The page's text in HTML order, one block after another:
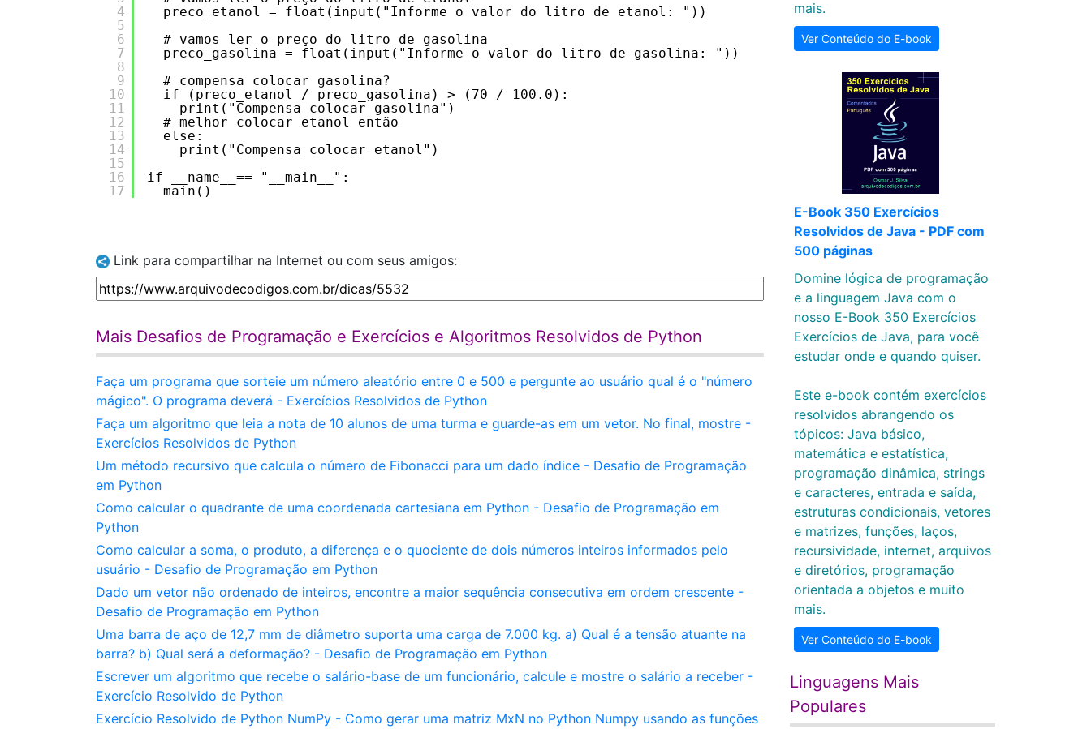
4
5
6
7
8
9
10
11
12
13
14
15
16
17
preco_etanol = float(input("Informe o valor do litro de etanol: "))
# vamos ler o preço do litro de gasolina
preco_gasolina = float(input("Informe o valor do litro de gasolina: "))
# compensa colocar gasolina?
if (preco_etanol / preco_gasolina) > (70 / 100.0):
print("Compensa colocar gasolina")
# melhor colocar etanol então
else:
print("Compensa colocar etanol")
if __name__== "__main__":
main()
Link para compartilhar na Internet ou com seus amigos:
Mais Desafios de Programação e Exercícios e Algoritmos Resolvidos de Python
Faça um programa que sorteie um número aleatório entre 0 e 500 e pergunte ao usuário qual é o "número
mágico". O programa deverá - Exercícios Resolvidos de Python
Faça um algoritmo que leia a nota de 10 alunos de uma turma e guarde-as em um vetor. No final, mostre -
Exercícios Resolvidos de Python
Um método recursivo que calcula o número de Fibonacci para um dado índice - Desafio de Programação
em Python
Como calcular o quadrante de uma coordenada cartesiana em Python - Desafio de Programação em
Python
Como calcular a soma, o produto, a diferença e o quociente de dois números inteiros informados pelo
usuário - Desafio de Programação em Python
Dado um vetor não ordenado de inteiros, encontre a maior sequência consecutiva em ordem crescente -
Desafio de Programação em Python
Uma barra de aço de 12,7 mm de diâmetro suporta uma carga de 7.000 kg. a) Qual é a tensão atuante na
barra? b) Qual será a deformação? - Desafio de Programação em Python
Escrever um algoritmo que recebe o salário-base de um funcionário, calcule e mostre o salário a receber -
Exercício Resolvido de Python
Exercício Resolvido de Python NumPy - Como gerar uma matriz MxN no Python Numpy usando as funções
mais.
Ver Conteúdo do E-book
E-Book 350 Exercícios
Resolvidos de Java - PDF com
500 páginas
Domine lógica de programação
e a linguagem Java com o
nosso E-Book 350 Exercícios
Exercícios de Java, para você
estudar onde e quando quiser.
Este e-book contém exercícios
resolvidos abrangendo os
tópicos: Java básico,
matemática e estatística,
programação dinâmica, strings
e caracteres, entrada e saída,
estruturas condicionais, vetores
e matrizes, funções, laços,
recursividade, internet, arquivos
e diretórios, programação
orientada a objetos e muito
mais.
Ver Conteúdo do E-book
Linguagens Mais
Populares